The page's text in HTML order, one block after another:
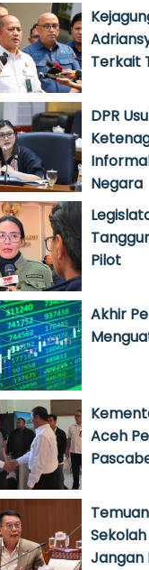
Terkait
DPR
Negara
Pilot
Akhir
Aceh
Jangan